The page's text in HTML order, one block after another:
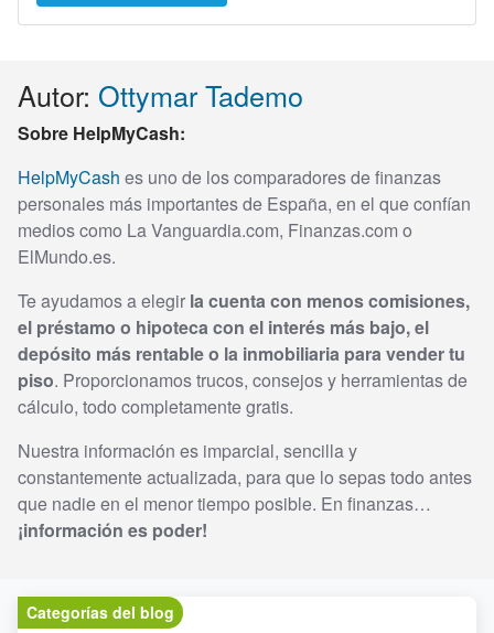
Autor: Ottymar Tademo
Sobre HelpMyCash:
HelpMyCash es uno de los comparadores de finanzas
personales más importantes de España, en el que confían
medios como La Vanguardia.com, Finanzas.com o
ElMundo.es.
Te ayudamos a elegir la cuenta con menos comisiones,
el préstamo o hipoteca con el interés más bajo, el
depósito más rentable o la inmobiliaria para vender tu
piso. Proporcionamos trucos, consejos y herramientas de
cálculo, todo completamente gratis.
Nuestra información es imparcial, sencilla y
constantemente actualizada, para que lo sepas todo antes
que nadie en el menor tiempo posible. En finanzas…
¡información es poder!
Categorías del blog